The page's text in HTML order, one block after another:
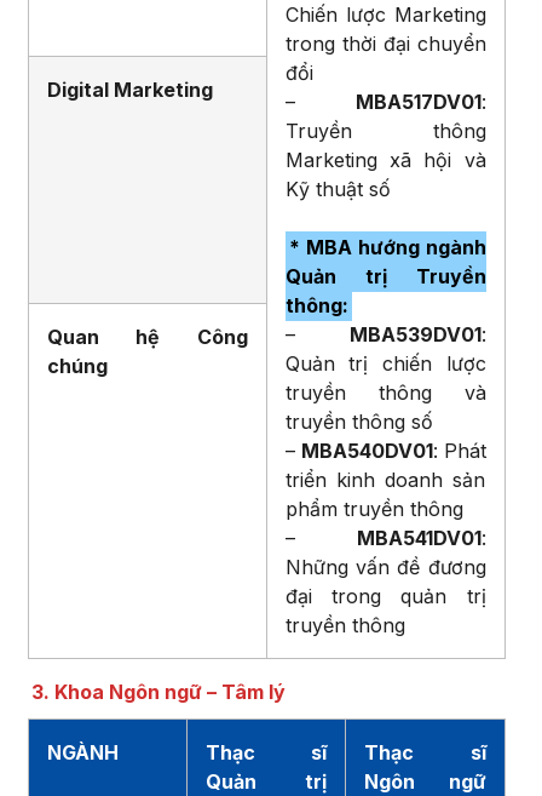
Chiến lược Marketing
trong thời đại chuyển
đổi
– MBA517DV01:
Truyền thông
Marketing xã hội và
Kỹ thuật số
* MBA hướng ngành
Quản trị Truyền
thông:
– MBA539DV01:
Quản trị chiến lược
truyền thông và
truyền thông số
– MBA540DV01: Phát
triển kinh doanh sản
phẩm truyền thông
– MBA541DV01:
Những vấn đề đương
đại trong quản trị
truyền thông
Digital Marketing
Quan hệ Công
chúng
3. Khoa Ngôn ngữ – Tâm lý
NGÀNH
Thạc sĩ
Quản trị
Thạc sĩ
Ngôn ngữ